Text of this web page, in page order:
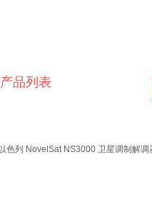
产品列表